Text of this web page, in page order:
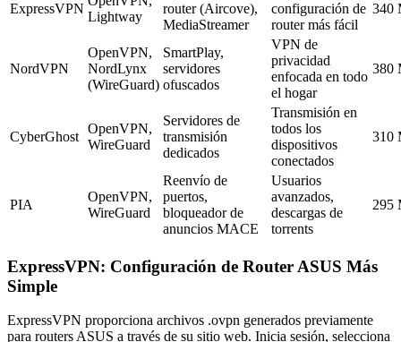
ExpressVPN
Lightway
router (Aircove),
MediaStreamer
configuración de
router más fácil
340
NordVPN
OpenVPN,
NordLynx
(WireGuard)
SmartPlay,
servidores
ofuscados
VPN de
privacidad
enfocada en todo
el hogar
380
CyberGhost
OpenVPN,
WireGuard
Servidores de
transmisión
dedicados
Transmisión en
todos los
dispositivos
conectados
310
PIA
OpenVPN,
WireGuard
Reenvío de
puertos,
bloqueador de
anuncios MACE
Usuarios
avanzados,
descargas de
torrents
295
ExpressVPN: Configuración de Router ASUS Más
Simple
ExpressVPN proporciona archivos .ovpn generados previamente
para routers ASUS a través de su sitio web. Inicia sesión, selecciona